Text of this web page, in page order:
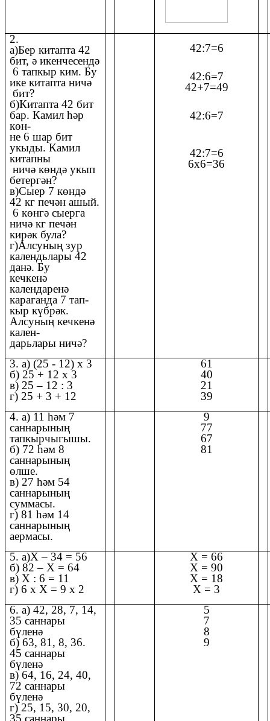
2.
а)Бер китапта 42
бит, ә икенчесендә
6 тапкыр ким. Бу
ике китапта ничә
бит?
б)Китапта 42 бит
бар. Камил һәр
көн-
не 6 шар бит
укыды. Камил
китапны
ничә көндә укып
бетергән?
в)Сыер 7 көндә
42 кг печән ашый.
6 көнгә сыерга
ничә кг печән
кирәк була?
г)Алсуның зур
календьлары 42
данә. Бу
кечкенә
календаренә
караганда 7 тап-
кыр күбрәк.
Алсуның кечкенә
кален-
дарьлары ничә?
42:7=6
42:6=7
42+7=49
42:6=7
42:7=6
6х6=36
3. а) (25 - 12) х 3
б) 25 + 12 х 3
в) 25 – 12 : 3
г) 25 + 3 + 12
61
40
21
39
4. а) 11 һәм 7
саннарының
тапкырчыгышы.
б) 72 һәм 8
саннарының
өлше.
в) 27 һәм 54
саннарының
суммасы.
г) 81 һәм 14
саннарының
аермасы.
9
77
67
81
5. а)Х – 34 = 56
б) 82 – Х = 64
в) Х : 6 = 11
г) 6 х Х = 9 х 2
Х = 66
Х = 90
Х = 18
Х = 3
6. а) 42, 28, 7, 14,
35 саннары
бүленә
б) 63, 81, 8, 36.
45 саннары
бүленә
в) 64, 16, 24, 40,
72 саннары
бүленә
г) 25, 15, 30, 20,
35 саннары
5
7
8
9